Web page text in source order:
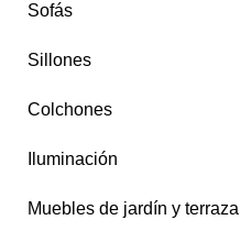
Sofás
Sillones
Colchones
Iluminación
Muebles de jardín y terraza